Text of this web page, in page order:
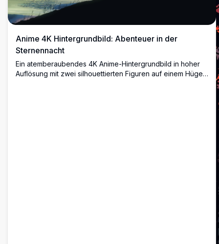
Anime 4K Hintergrundbild: Abenteuer in der
Sternennacht
Ein atemberaubendes 4K Anime-Hintergrundbild in hoher
Auflösung mit zwei silhouettierten Figuren auf einem Hügel